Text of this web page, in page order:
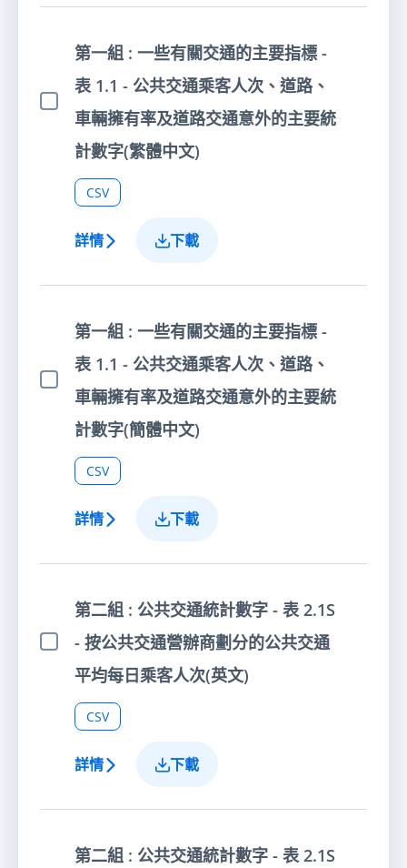
選擇項目
第一組 : 一些有關交通的主要指標 -
表 1.1 - 公共交通乘客人次、道路、
車輛擁有率及道路交通意外的主要統
計數字(繁體中文)
CSV
詳情 下載
選擇項目
第一組 : 一些有關交通的主要指標 -
表 1.1 - 公共交通乘客人次、道路、
車輛擁有率及道路交通意外的主要統
計數字(簡體中文)
CSV
詳情 下載
選擇項目
第二組 : 公共交通統計數字 - 表 2.1S
- 按公共交通營辦商劃分的公共交通
平均每日乘客人次(英文)
CSV
詳情 下載
第二組 : 公共交通統計數字 - 表 2.1S